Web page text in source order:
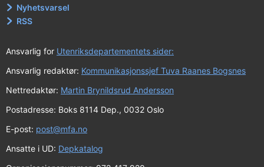
Nyhetsvarsel
RSS
Ansvarlig for Utenriksdepartementets sider:
Ansvarlig redaktør: Kommunikasjonssjef Tuva Raanes Bogsnes
Nettredaktør: Martin Brynildsrud Andersson
Postadresse: Boks 8114 Dep., 0032 Oslo
E-post: post@mfa.no
Ansatte i UD: Depkatalog